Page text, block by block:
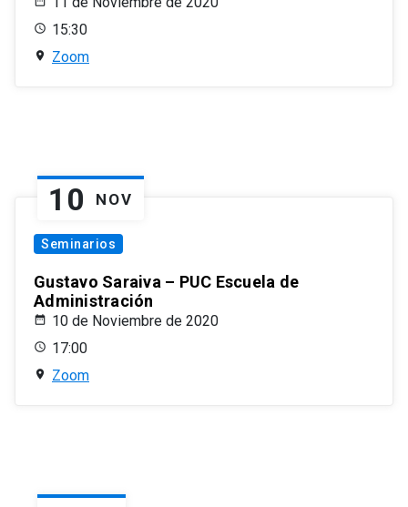
15:30
Zoom
10 NOV
Seminarios
Gustavo Saraiva – PUC Escuela de
Administración
10 de Noviembre de 2020
17:00
Zoom